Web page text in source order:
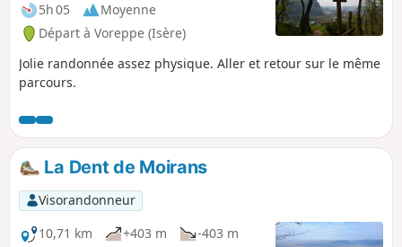
5h 05
Moyenne
Départ à Voreppe (Isère)
Jolie randonnée assez physique. Aller et retour sur le même
parcours.
La Dent de Moirans
Visorandonneur
10,71 km
+403 m
-403 m